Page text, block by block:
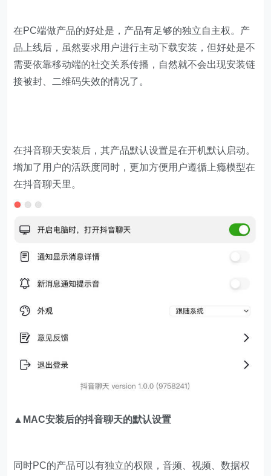
在PC端做产品的好处是，产品有足够的独立自主权。产
品上线后，虽然要求用户进行主动下载安装，但好处是不
需要依靠移动端的社交关系传播，自然就不会出现安装链
接被封、二维码失效的情况了。
在抖音聊天安装后，其产品默认设置是在开机默认启动。
增加了用户的活跃度同时，更加方便用户遵循上瘾模型在
在抖音聊天里。
▲MAC安装后的抖音聊天的默认设置
同时PC的产品可以有独立的权限，音频、视频、数据权